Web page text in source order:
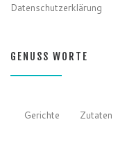
Datenschutzerklärung
GENUSS WORTE
Gerichte Zutaten